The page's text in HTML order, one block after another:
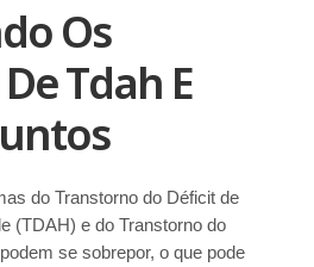
Os
Tdah E
do Transtorno do Déficit de
(TDAH) e do Transtorno do
se sobrepor, o que pode